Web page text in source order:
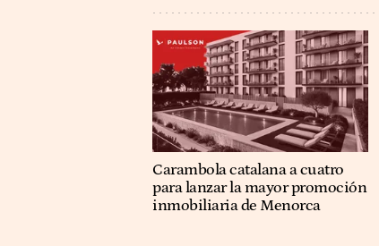
Carambola catalana a cuatro
para lanzar la mayor promoción
inmobiliaria de Menorca